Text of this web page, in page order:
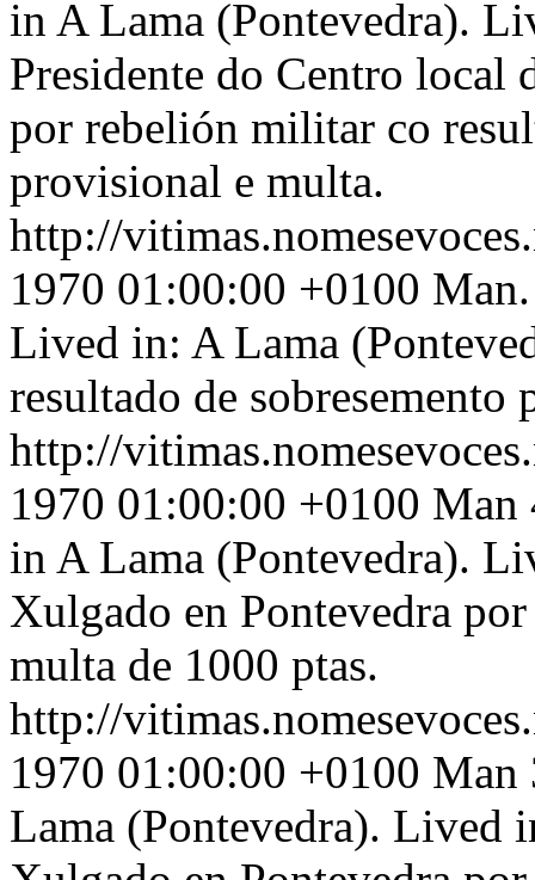
in A Lama (Pontevedra).
Presidente do Centro local
por rebelión militar co
provisional e multa.
http://
1970 01:00:00 +0100
Lived in: A Lama
resultado de sobresemento
http://
1970 01:00:00 +0100 Man
in A Lama (Pontevedra).
Xulgado en Pontevedra
multa de 1000 ptas.
http://
1970 01:00:00 +0100 Man
Lama (Pontevedra). Lived